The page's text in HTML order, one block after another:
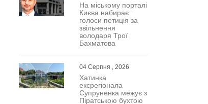
На міському порталі
Києва набирає
голоси петиція за
звільнення
володаря Трої
Бахматова
04 Серпня , 2026
Хатинка
ексрегіонала
Супруненка межує з
Піратською бухтою